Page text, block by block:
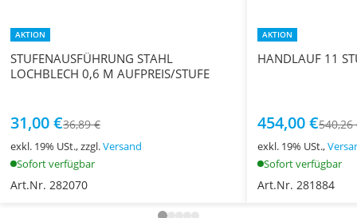
AKTION
STUFENAUSFÜHRUNG STAHL
LOCHBLECH 0,6 M AUFPREIS/STUFE
31,00 €36,89 €
exkl. 19% USt., zzgl.Versand
Sofort verfügbar
Art.Nr. 282070
AKTION
HANDLAUF 11
454,00 €540,26
exkl. 19% USt.,
Sofort verfügbar
Art.Nr. 281884